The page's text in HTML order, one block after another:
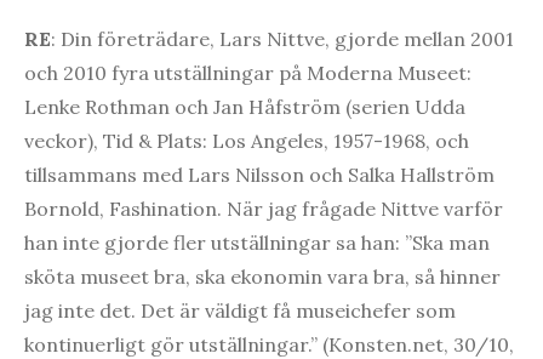
RE: Din företrädare, Lars Nittve, gjorde mellan 2001
och 2010 fyra utställningar på Moderna Museet:
Lenke Rothman och Jan Håfström (serien Udda
veckor), Tid & Plats: Los Angeles, 1957-1968, och
tillsammans med Lars Nilsson och Salka Hallström
Bornold, Fashination. När jag frågade Nittve varför
han inte gjorde fler utställningar sa han: ”Ska man
sköta museet bra, ska ekonomin vara bra, så hinner
jag inte det. Det är väldigt få museichefer som
kontinuerligt gör utställningar.” (Konsten.net, 30/10,